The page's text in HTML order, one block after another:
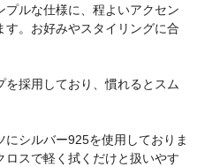
ルな仕様に、程よいアクセン
す。お好みやスタイリングに合
採用しており、慣れるとスム
シルバー925を使用しておりま
スで軽く拭くだけと扱いやす